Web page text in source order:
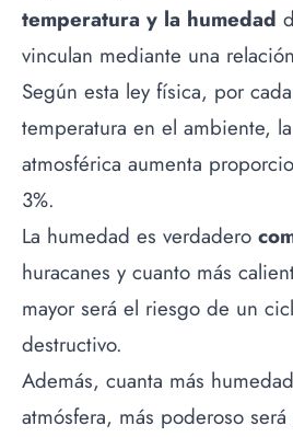
temperatura y la humedad
vinculan mediante una
Según esta ley física, por
temperatura en el ambiente,
atmosférica aumenta
3%.
La humedad es verdadero
huracanes y cuanto más
mayor será el riesgo de un
destructivo.
Además, cuanta más
atmósfera, más poderoso